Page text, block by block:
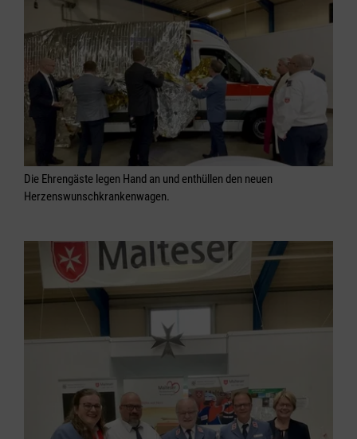
Die Ehrengäste legen Hand an und enthüllen den neuen
Herzenswunschkrankenwagen.